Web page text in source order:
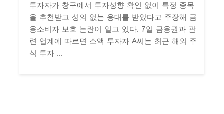
투자자가 창구에서 투자성향 확인 없이 특정 종목
을 추천받고 성의 없는 응대를 받았다고 주장해 금
융소비자 보호 논란이 일고 있다. 7일 금융권과 관
련 업계에 따르면 소액 투자자 A씨는 최근 해외 주
식 투자 ...